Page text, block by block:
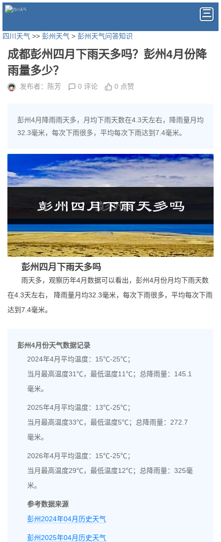
四川天气 >> 彭州天气 > 彭州天气问答知识
成都彭州四月下雨天多吗？彭州4月份降
雨量多少？
发布者：陈芳 0 评论 0 点赞
彭州4月降雨雨天多，月均下雨天数在4.3天左右，降雨量月均
32.3毫米，每次下雨很多，平均每次下雨达到7.4毫米。
彭州四月下雨天多吗
雨天多，观察历年4月数据可以看出，彭州4月份月均下雨天数
在4.3天左右， 降雨量月均32.3毫米，每次下雨很多，平均每次下雨
达到7.4毫米。
彭州4月份天气数据记录
2024年4月平均温度：15℃-25℃；
当月最高温度31℃，最低温度11℃；总降雨量：145.1
毫米。
2025年4月平均温度：13℃-25℃；
当月最高温度33℃，最低温度5℃；总降雨量：272.7
毫米。
2026年4月平均温度：15℃-25℃；
当月最高温度29℃，最低温度12℃；总降雨量：325毫
米。
参考数据来源
彭州2024年04月历史天气
彭州2025年04月历史天气